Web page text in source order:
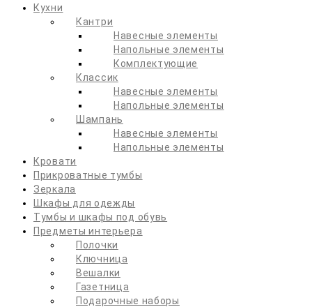
Кухни
Кантри
Навесные элементы
Напольные элементы
Комплектующие
Классик
Навесные элементы
Напольные элементы
Шампань
Навесные элементы
Напольные элементы
Кровати
Прикроватные тумбы
Зеркала
Шкафы для одежды
Тумбы и шкафы под обувь
Предметы интерьера
Полочки
Ключница
Вешалки
Газетница
Подарочные наборы